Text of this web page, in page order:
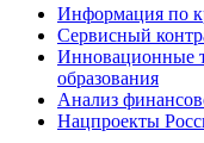
Информация по
Сервисный
Инновационные
образования
Анализ
Нацпроекты